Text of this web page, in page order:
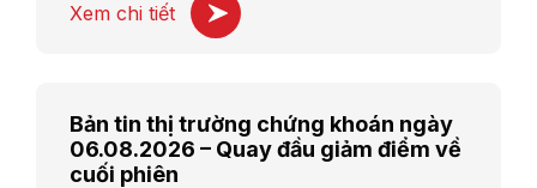
Xem chi tiết
Bản tin thị trường chứng khoán ngày
06.08.2026 – Quay đầu giảm điểm về
cuối phiên